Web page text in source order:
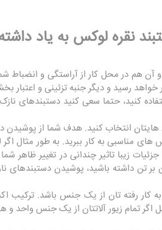
نقره لوکس به یاد
و آن هم در محل کار از آراستگی و
خواهد رسید و دیگر جنبه تزئینی و
کنید، حتما سعی کنید دستبندهای
هایتان انتخاب کنید. هدف شما از
های مناسبی به کار ببرید. به طور مثال
زیبا تاثیر چندانی در تغییر ظاهر
تن داشته باشید، پوشیدن دستبندهای
به کار رفته تان از یک جنس باشد.
تمام زیور آلاتتان از یک جنس واحد و